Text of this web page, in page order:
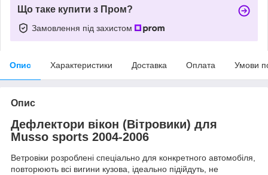
Що таке купити з Пром?
Замовлення під захистом
Опис Характеристики Доставка Оплата Умови
Опис
Дефлектори вікон (Вітровики) для
Musso sports 2004-2006
Ветровіки розроблені спеціально для конкретного автомобіля,
повторюють всі вигини кузова, ідеально підійдуть, не